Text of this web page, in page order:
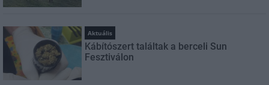
Aktuális
Kábítószert találtak a berceli Sun
Fesztiválon